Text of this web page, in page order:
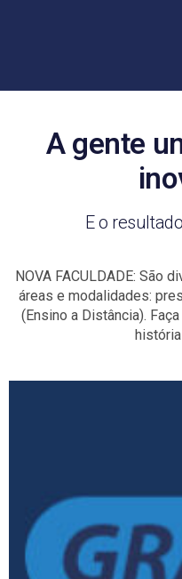
A gente
E o
NOVA FACULDADE: São
áreas e modalidades:
(Ensino a Distância).